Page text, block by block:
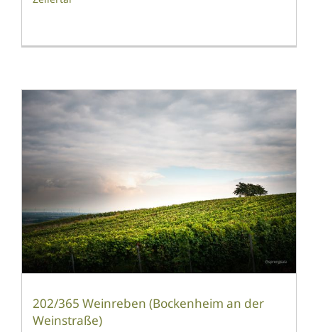
202/365 Weinreben (Bockenheim an der
Weinstraße)